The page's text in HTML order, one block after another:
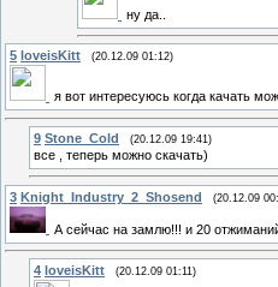
ну да..
5 loveisKitt (20.12.09 01:12)
я вот интересуюсь когда качать
9 Stone_Cold (20.12.09 19:41)
все , теперь можно скачать)
3 Knight_Industry_2_Shosend (20.12.09
А сейчас на замлю!!! и 20
4 loveisKitt (20.12.09 01:11)